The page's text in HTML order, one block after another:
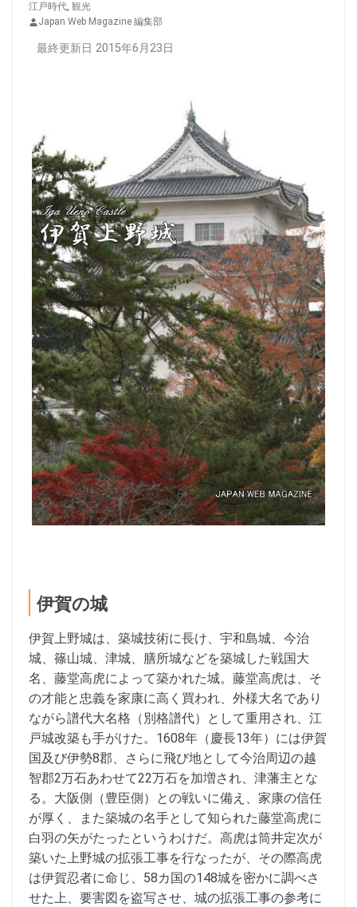
江戸時代, 観光
Japan Web Magazine 編集部
最終更新日 2015年6月23日
伊賀の城
伊賀上野城は、築城技術に長け、宇和島城、今治
城、篠山城、津城、膳所城などを築城した戦国大
名、藤堂高虎によって築かれた城。藤堂高虎は、そ
の才能と忠義を家康に高く買われ、外様大名であり
ながら譜代大名格（別格譜代）として重用され、江
戸城改築も手がけた。1608年（慶長13年）には伊賀
国及び伊勢8郡、さらに飛び地として今治周辺の越
智郡2万石あわせて22万石を加増され、津藩主とな
る。大阪側（豊臣側）との戦いに備え、家康の信任
が厚く、また築城の名手として知られた藤堂高虎に
白羽の矢がたったというわけだ。高虎は筒井定次が
築いた上野城の拡張工事を行なったが、その際高虎
は伊賀忍者に命じ、58カ国の148城を密かに調べさ
せた上、要害図を盗写させ、城の拡張工事の参考に